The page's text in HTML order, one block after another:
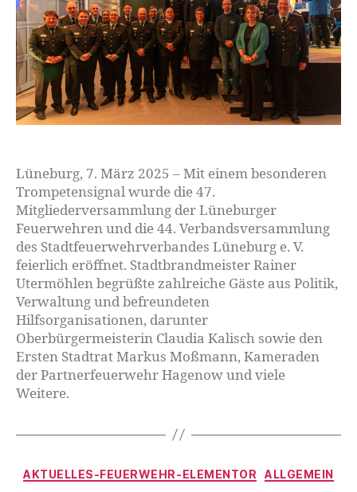
Lüneburg, 7. März 2025 – Mit einem besonderen
Trompetensignal wurde die 47.
Mitgliederversammlung der Lüneburger
Feuerwehren und die 44. Verbandsversammlung
des Stadtfeuerwehrverbandes Lüneburg e. V.
feierlich eröffnet. Stadtbrandmeister Rainer
Utermöhlen begrüßte zahlreiche Gäste aus Politik,
Verwaltung und befreundeten
Hilfsorganisationen, darunter
Oberbürgermeisterin Claudia Kalisch sowie den
Ersten Stadtrat Markus Moßmann, Kameraden
der Partnerfeuerwehr Hagenow und viele
Weitere.
AKTUELLES-FEUERWEHR-ELEMENTOR ALLGEMEIN